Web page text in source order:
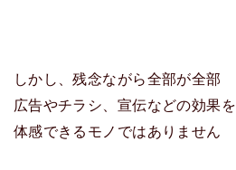
しかし、残念ながら全部が全部
広告やチラシ、宣伝などの効果を
体感できるモノではありません